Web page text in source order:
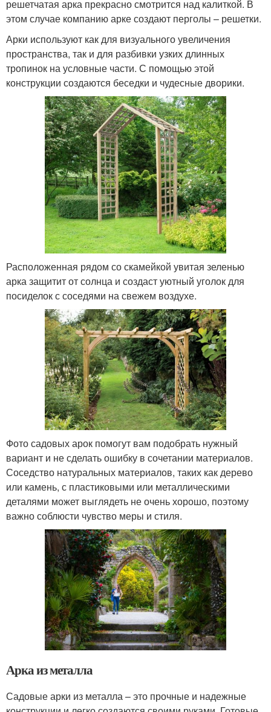
решетчатая арка прекрасно смотрится над калиткой. В
этом случае компанию арке создают перголы – решетки.
Арки используют как для визуального увеличения
пространства, так и для разбивки узких длинных
тропинок на условные части. С помощью этой
конструкции создаются беседки и чудесные дворики.
Расположенная рядом со скамейкой увитая зеленью
арка защитит от солнца и создаст уютный уголок для
посиделок с соседями на свежем воздухе.
Фото садовых арок помогут вам подобрать нужный
вариант и не сделать ошибку в сочетании материалов.
Соседство натуральных материалов, таких как дерево
или камень, с пластиковыми или металлическими
деталями может выглядеть не очень хорошо, поэтому
важно соблюсти чувство меры и стиля.
Арка из металла
Садовые арки из металла – это прочные и надежные